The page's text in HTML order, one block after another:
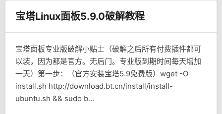
宝塔Linux面板5.9.0破解教程
宝塔面板专业版破解小贴士（破解之后所有付费插件都可
以装，因为都是官方。无后门。专业版到期时间每天增加
一天）第一步：（官方安装宝塔5.9免费版）wget -O
install.sh http://download.bt.cn/install/install-
ubuntu.sh && sudo b...